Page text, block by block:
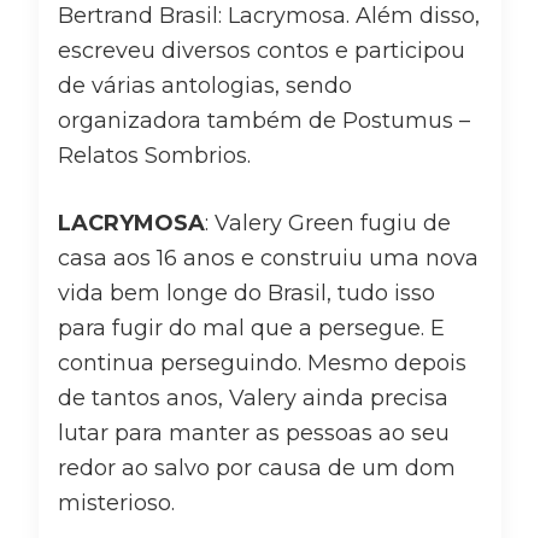
Bertrand Brasil: Lacrymosa. Além disso,
escreveu diversos contos e participou
de várias antologias, sendo
organizadora também de Postumus –
Relatos Sombrios.
LACRYMOSA: Valery Green fugiu de
casa aos 16 anos e construiu uma nova
vida bem longe do Brasil, tudo isso
para fugir do mal que a persegue. E
continua perseguindo. Mesmo depois
de tantos anos, Valery ainda precisa
lutar para manter as pessoas ao seu
redor ao salvo por causa de um dom
misterioso.